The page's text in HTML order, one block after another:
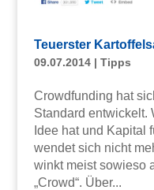
Teuerster
09.07.2014| Tipps
Crowdfunding hat
Standard entwickelt.
Idee hat und Kapital
wendet sich nicht
winkt meist sowieso
„Crowd“. Über...